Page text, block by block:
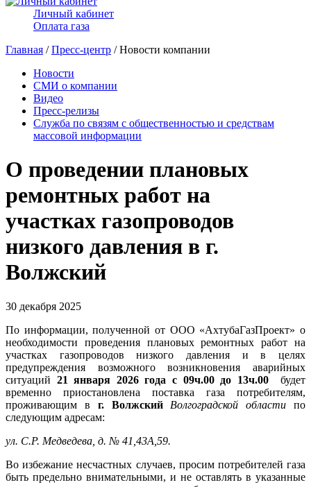
Личный кабинет
Оплата газа
Главная /Пресс-центр / Новости компании
Новости
СМИ о компании
Видео
Пресс-релизы
Служба по связям с общественностью и средствам
массовой информации
О проведении плановых
ремонтных работ на
участках газопроводов
низкого давления в г.
Волжский
30 декабря 2025
По информации, полученной от ООО «АхтубаГазПроект» о
необходимости проведения плановых ремонтных работ на
участках газопроводов низкого давления и в целях
предупреждения возможного возникновения аварийных
ситуаций 21 января 2026 года с 09ч.00 до 13ч.00будет
временно приостановлена поставка газа потребителям,
проживающим в г. Волжский Волгоградской области по
следующим адресам:
ул. С.Р. Медведева, д. № 41,43А,59.
Во избежание несчастных случаев, просим потребителей газа
быть предельно внимательными, и не оставлять в указанные